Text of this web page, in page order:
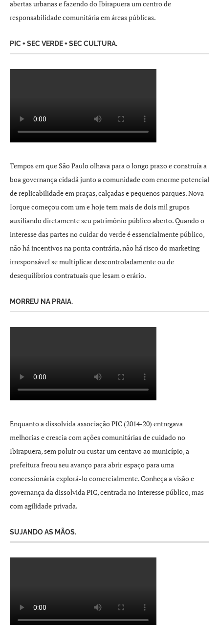
abertas urbanas e fazendo do Ibirapuera um centro de
responsabilidade comunitária em áreas públicas.
PIC + SEC VERDE + SEC CULTURA.
Tempos em que São Paulo olhava para o longo prazo e construía a
boa governança cidadã junto a comunidade com enorme potencial
de replicabilidade em praças, calçadas e pequenos parques. Nova
Iorque começou com um e hoje tem mais de dois mil grupos
auxiliando diretamente seu patrimônio público aberto. Quando o
interesse das partes no cuidar do verde é essencialmente público,
não há incentivos na ponta contrária, não há risco do marketing
irresponsável se multiplicar descontroladamente ou de
desequilíbrios contratuais que lesam o erário.
MORREU NA PRAIA.
Enquanto a dissolvida associação PIC (2014-20) entregava
melhorias e crescia com ações comunitárias de cuidado no
Ibirapuera, sem poluir ou custar um centavo ao município, a
prefeitura freou seu avanço para abrir espaço para uma
concessionária explorá-lo comercialmente. Conheça a visão e
governança da dissolvida PIC, centrada no interesse público, mas
com agilidade privada.
SUJANDO AS MÃOS.